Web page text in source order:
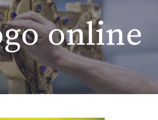
online